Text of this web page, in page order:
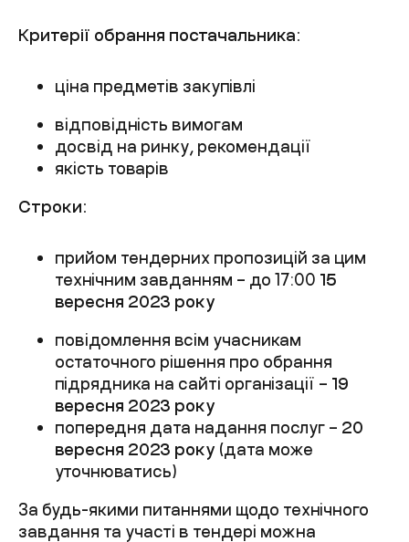
Критерії обрання постачальника:
ціна предметів закупівлі
відповідність вимогам
досвід на ринку, рекомендації
якість товарів
Строки:
прийом тендерних пропозицій за цим
технічним завданням – до 17:00 15
вересня 2023 року
повідомлення всім учасникам
остаточного рішення про обрання
підрядника на сайті організації – 19
вересня 2023 року
попередня дата надання послуг – 20
вересня 2023 року (дата може
уточнюватись)
За будь-якими питаннями щодо технічного
завдання та участі в тендері можна